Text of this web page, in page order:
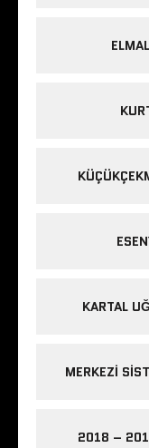
KARTAL
MERKEZI
2018 –